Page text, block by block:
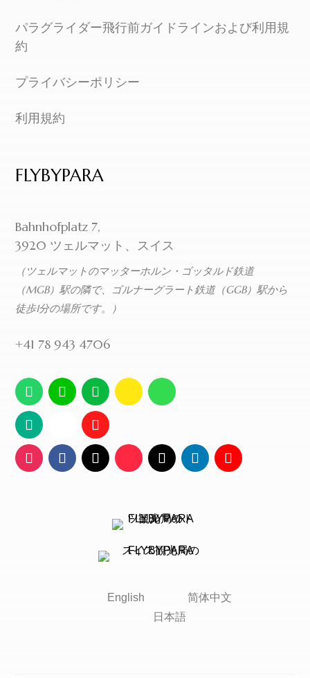
パラグライダー飛行前ガイドラインおよび利用規
約
プライバシーポリシー
利用規約
FLYBYPARA
Bahnhofplatz 7,
3920 ツェルマット、スイス
（ツェルマットのマッターホルン・ゴッタルド鉄道
（MGB）駅の隣で、ゴルナーグラート鉄道（GGB）駅から
徒歩1分の場所です。）
+41 78 943 4706
English
简体中文
日本語